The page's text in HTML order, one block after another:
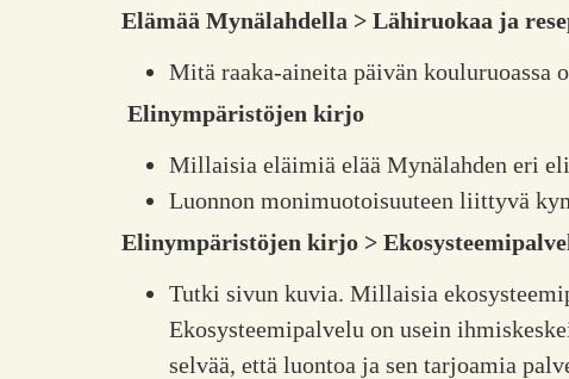
Elämää Mynälahdella > Lähiruokaa ja
Mitä raaka-aineita päivän
Elinympäristöjen kirjo
Millaisia eläimiä elää Mynälahden eri
Luonnon monimuotoisuuteen liittyvä
Elinympäristöjen kirjo >
Tutki sivun kuvia. Millaisia
Ekosysteemipalvelu on usein
selvää, että luontoa ja sen tarjoamia